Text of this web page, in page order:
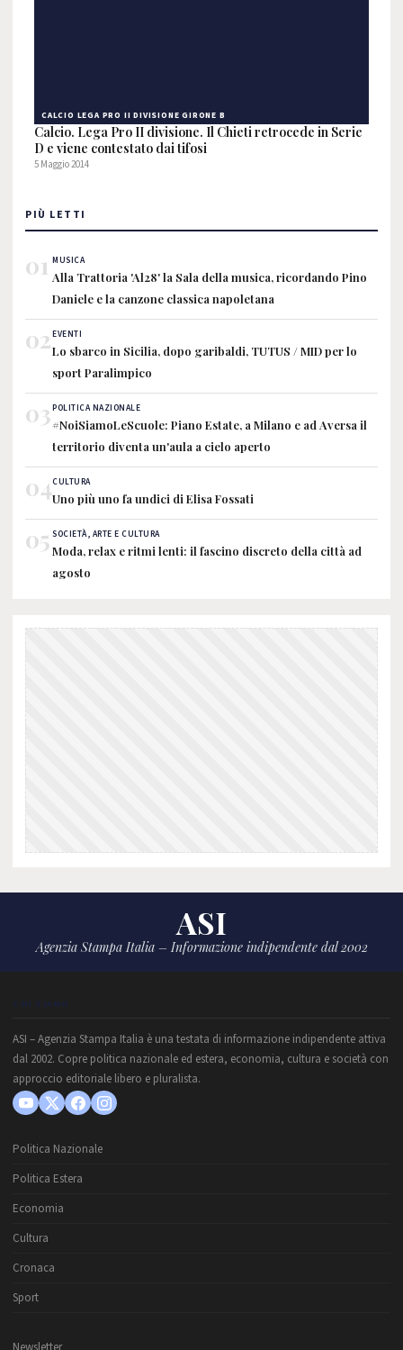
CALCIO LEGA PRO II DIVISIONE GIRONE B
Calcio. Lega Pro II divisione. Il Chieti retrocede in Serie
D e viene contestato dai tifosi
5 Maggio 2014
PIÙ LETTI
01 MUSICA
Alla Trattoria 'Al28' la Sala della musica, ricordando Pino
Daniele e la canzone classica napoletana
02EVENTI
Lo sbarco in Sicilia, dopo garibaldi, TUTUS / MID per lo
sport Paralimpico
03POLITICA NAZIONALE
#NoiSiamoLeScuole: Piano Estate, a Milano e ad Aversa il
territorio diventa un'aula a cielo aperto
04CULTURA
Uno più uno fa undici di Elisa Fossati
05 SOCIETÀ, ARTE E CULTURA
Moda, relax e ritmi lenti: il fascino discreto della città ad
agosto
ASI
Agenzia Stampa Italia – Informazione indipendente dal 2002
CHI SIAMO
ASI – Agenzia Stampa Italia è una testata di informazione indipendente attiva
dal 2002. Copre politica nazionale ed estera, economia, cultura e società con
approccio editoriale libero e pluralista.
Politica Nazionale
Politica Estera
Economia
Cultura
Cronaca
Sport